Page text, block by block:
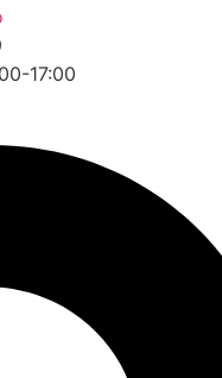
17:00